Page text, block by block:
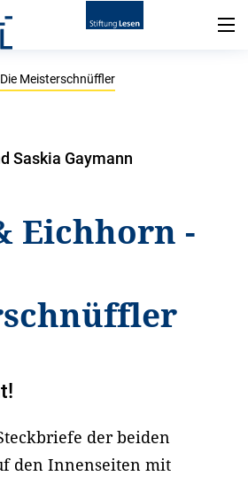
Meisterschnüffler
Saskia Gaymann
Eichhorn -
der beiden
den Innenseiten mit